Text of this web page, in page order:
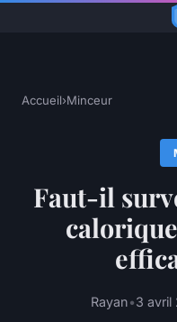
Accueil›Minceur
Faut-il
Rayan•3 avril